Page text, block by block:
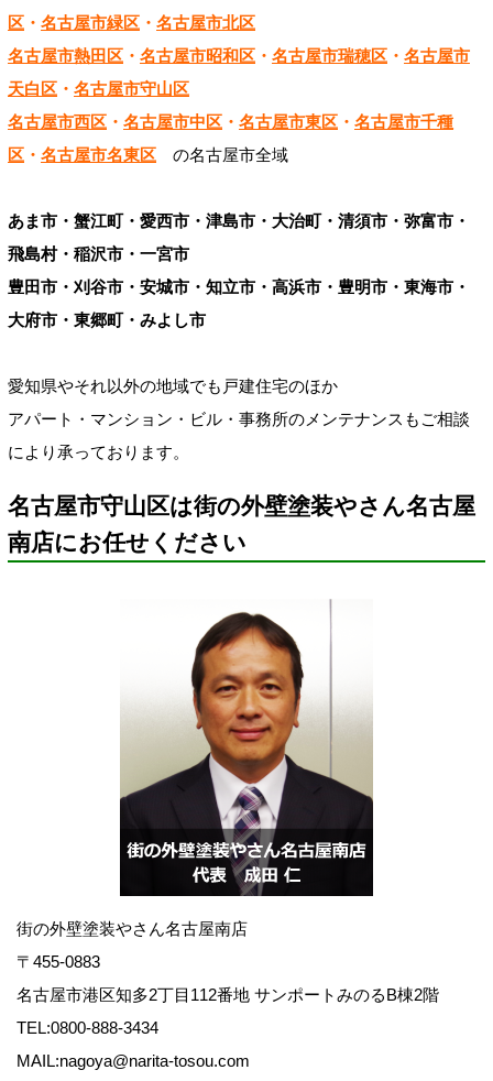
区 ・ 名古屋市緑区 ・ 名古屋市北区
名古屋市熱田区 ・ 名古屋市昭和区 ・ 名古屋市瑞穂区 ・ 名古屋市
天白区 ・ 名古屋市守山区
名古屋市西区 ・ 名古屋市中区 ・ 名古屋市東区 ・ 名古屋市千種
区 ・ 名古屋市名東区 の名古屋市全域
あま市・蟹江町・愛西市・津島市・大治町・清須市・弥富市・
飛島村・稲沢市・一宮市
豊田市・刈谷市・安城市・知立市・高浜市・豊明市・東海市・
大府市・東郷町・みよし市
愛知県やそれ以外の地域でも戸建住宅のほか
アパート・マンション・ビル・事務所のメンテナンスもご相談
により承っております。
名古屋市守山区は街の外壁塗装やさん名古屋
南店にお任せください
街の外壁塗装やさん名古屋南店
〒455-0883
名古屋市港区知多2丁目112番地 サンポートみのるB棟2階
TEL:0800-888-3434
MAIL:nagoya@narita-tosou.com